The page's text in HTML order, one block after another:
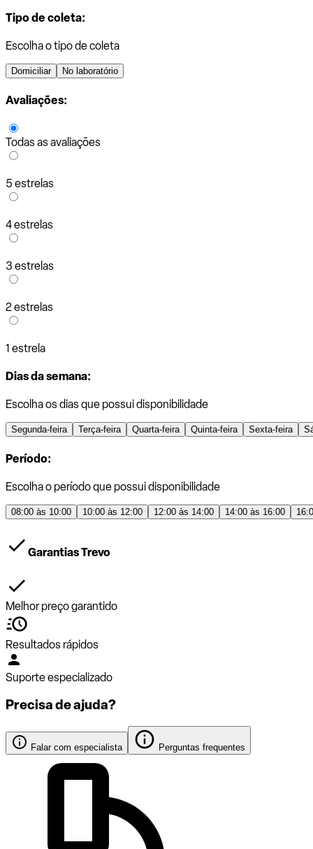
Tipo de coleta:
Escolha o tipo de coleta
Domiciliar No laboratório
Avaliações:
Todas as avaliações
5 estrelas
4 estrelas
3 estrelas
2 estrelas
1 estrela
Dias da semana:
Escolha os dias que possui disponibilidade
Segunda-feira Terça-feira Quarta-feira Quinta-feira Sexta-feira
Período:
Escolha o período que possui disponibilidade
08:00 às 10:00 10:00 às 12:00 12:00 às 14:00 14:00 às 16:00
Garantias Trevo
Melhor preço garantido
Resultados rápidos
Suporte especializado
Precisa de ajuda?
Falar com especialista Perguntas frequentes